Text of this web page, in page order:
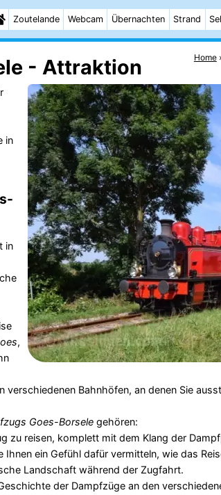
Zoutelande Webcam Übernachten Strand
Home
- Attraktion
in
in
,
Bahnhöfen, an denen Sie
Goes-Borselegehören:
zu reisen, komplett mit dem Klang der
ein Gefühl dafür vermitteln, wie das
Landschaft während der Zugfahrt.
der Dampfzüge an den